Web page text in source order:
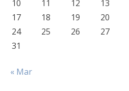
10
11 12 13
17
18 19 20
24
25 26 27
31
« Mar